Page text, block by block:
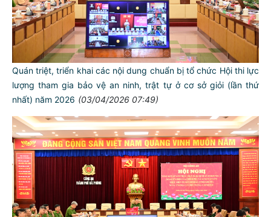
Quán triệt, triển khai các nội dung chuẩn bị tổ chức Hội thi lực
lượng tham gia bảo vệ an ninh, trật tự ở cơ sở giỏi (lần thứ
nhất) năm 2026 (03/04/2026 07:49)